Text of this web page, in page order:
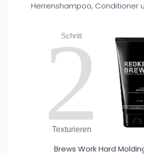
Herrenshampoo, Conditioner
Schritt
2
Texturieren
Brews Work Hard